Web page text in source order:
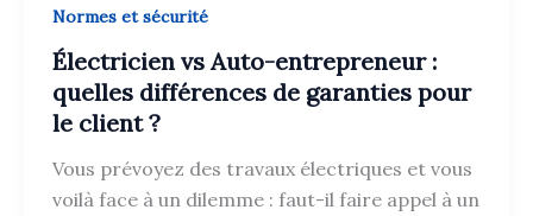
Normes et sécurité
Électricien vs Auto-entrepreneur :
quelles différences de garanties pour
le client ?
Vous prévoyez des travaux électriques et vous
voilà face à un dilemme : faut-il faire appel à un